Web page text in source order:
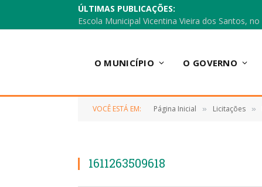
ÚLTIMAS PUBLICAÇÕES:
O MUNICÍPIO O GOVERNO
VOCÊ ESTÁ EM: Página Inicial » Licitações »
1611263509618